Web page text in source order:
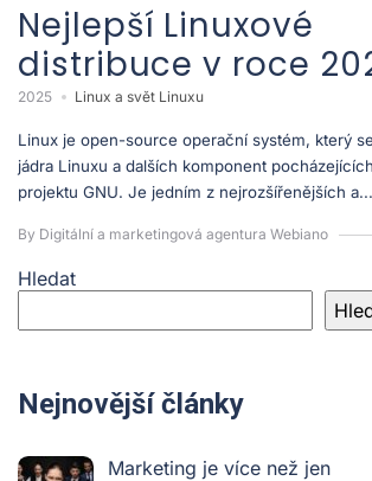
Nejlepší Linuxové
distribuce v roce
2025 Linux a svět Linuxu
Linux je open-source operační systém, který
jádra Linuxu a dalších komponent
projektu GNU. Je jedním z nejrozšířenějších a...
By Digitální a marketingová agentura Webiano
Hledat
Nejnovější články
Marketing je více než jen